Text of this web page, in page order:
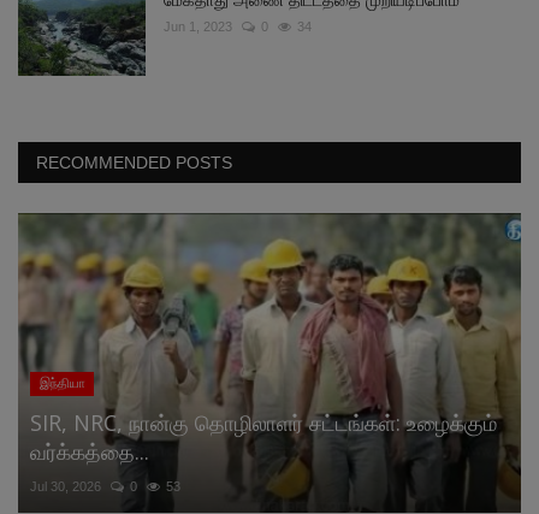
Jun 1, 2023 0 34
RECOMMENDED POSTS
இந்தியா
SIR, NRC, நான்கு தொழிலாளர் சட்டங்கள்: உழைக்கும்
வர்க்கத்தை...
Jul 30, 2026 0 53